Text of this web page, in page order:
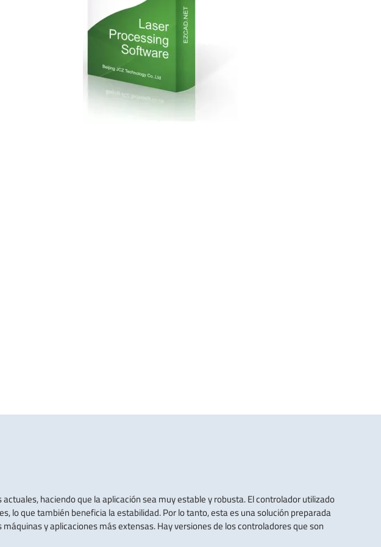
haciendo que la aplicación sea muy estable y robusta. El controlador utilizado
lo que también beneficia la estabilidad. Por lo tanto, esta es una solución preparada
y aplicaciones más extensas. Hay versiones de los controladores que son